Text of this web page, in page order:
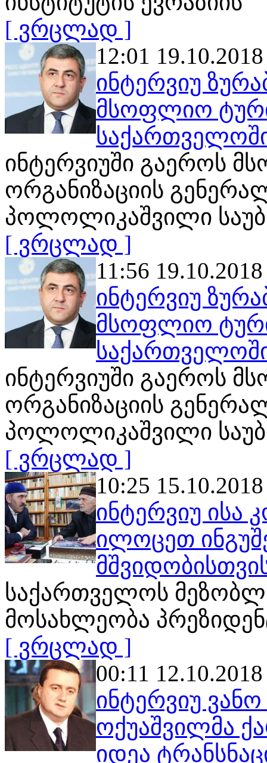
[ ვრცლად ]
12:01 19.10.2018
ინტერვიუ
მსოფლიო
ინტერვიუში გაეროს
ორგანიზაციის
პოლოლიკაშვილი
[ ვრცლად ]
11:56 19.10.2018
ინტერვიუ
მსოფლიო
ინტერვიუში გაეროს
ორგანიზაციის
პოლოლიკაშვილი
[ ვრცლად ]
10:25 15.10.2018
ინტერვიუ ისა
ილოცეთ
საქართველოს
მოსახლეობა
[ ვრცლად ]
00:11 12.10.2018
ინტერვიუ
ოქუაშვილმა
იდეა